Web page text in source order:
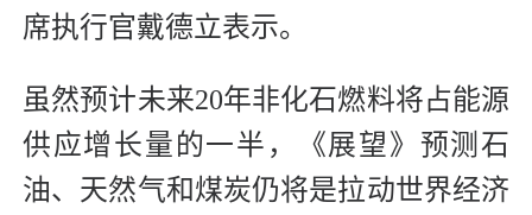
席执行官戴德立表示。
虽然预计未来20年非化石燃料将占能源
供应增长量的一半，《展望》预测石
油、天然气和煤炭仍将是拉动世界经济